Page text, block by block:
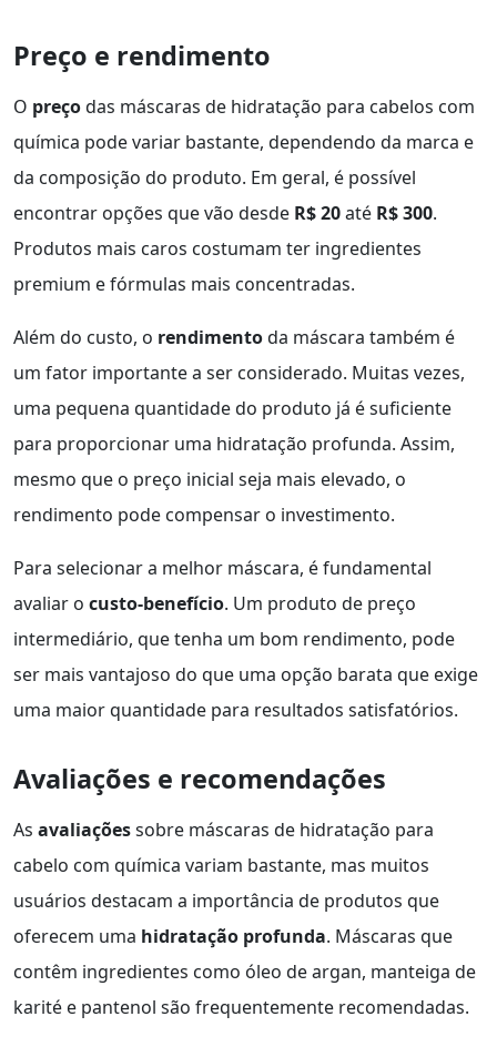
Preço e rendimento
O preçodas máscaras de hidratação para cabelos com
química pode variar bastante, dependendo da marca e
da composição do produto. Em geral, é possível
encontrar opções que vão desde R$ 20até R$ 300.
Produtos mais caros costumam ter ingredientes
premium e fórmulas mais concentradas.
Além do custo, o rendimentoda máscara também é
um fator importante a ser considerado. Muitas vezes,
uma pequena quantidade do produto já é suficiente
para proporcionar uma hidratação profunda. Assim,
mesmo que o preço inicial seja mais elevado, o
rendimento pode compensar o investimento.
Para selecionar a melhor máscara, é fundamental
avaliar o custo-benefício. Um produto de preço
intermediário, que tenha um bom rendimento, pode
ser mais vantajoso do que uma opção barata que exige
uma maior quantidade para resultados satisfatórios.
Avaliações e recomendações
As avaliaçõessobre máscaras de hidratação para
cabelo com química variam bastante, mas muitos
usuários destacam a importância de produtos que
oferecem uma hidratação profunda. Máscaras que
contêm ingredientes como óleo de argan, manteiga de
karité e pantenol são frequentemente recomendadas.